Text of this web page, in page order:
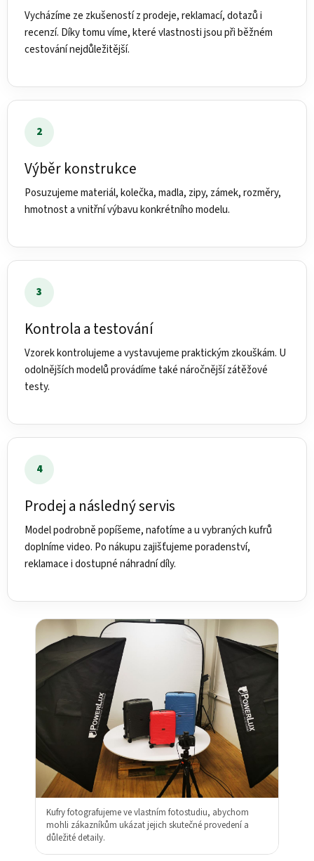
Vycházíme ze zkušeností z prodeje, reklamací, dotazů i
recenzí. Díky tomu víme, které vlastnosti jsou při běžném
cestování nejdůležitější.
2
Výběr konstrukce
Posuzujeme materiál, kolečka, madla, zipy, zámek, rozměry,
hmotnost a vnitřní výbavu konkrétního modelu.
3
Kontrola a testování
Vzorek kontrolujeme a vystavujeme praktickým zkouškám. U
odolnějších modelů provádíme také náročnější zátěžové
testy.
4
Prodej a následný servis
Model podrobně popíšeme, nafotíme a u vybraných kufrů
doplníme video. Po nákupu zajišťujeme poradenství,
reklamace i dostupné náhradní díly.
Kufry fotografujeme ve vlastním fotostudiu, abychom
mohli zákazníkům ukázat jejich skutečné provedení a
důležité detaily.